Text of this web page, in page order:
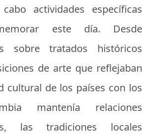
actividades específicas
este día. Desde
sobre tratados históricos
de arte que reflejaban
cultural de los países con los
mantenía relaciones
las tradiciones locales